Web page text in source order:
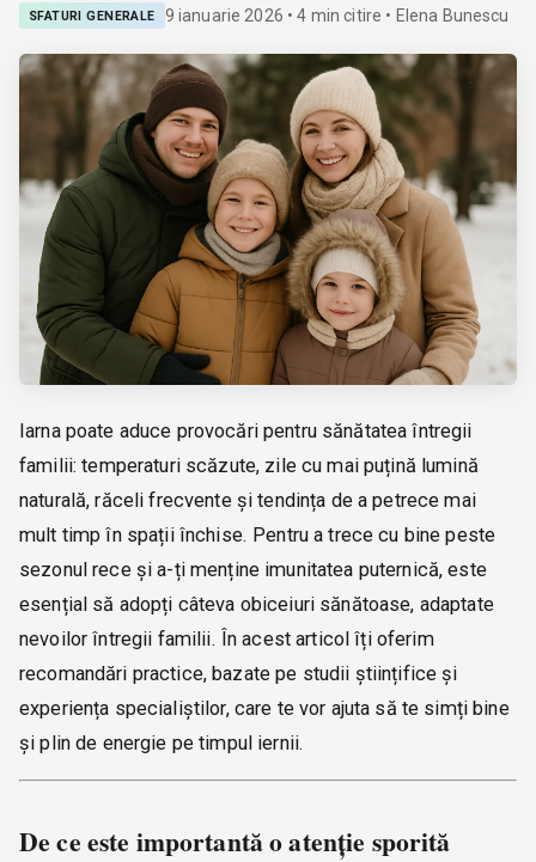
SFATURI GENERALE 9 ianuarie 2026 •4 min citire • Elena Bunescu
Iarna poate aduce provocări pentru sănătatea întregii
familii: temperaturi scăzute, zile cu mai puțină lumină
naturală, răceli frecvente și tendința de a petrece mai
mult timp în spații închise. Pentru a trece cu bine peste
sezonul rece și a-ți menține imunitatea puternică, este
esențial să adopți câteva obiceiuri sănătoase, adaptate
nevoilor întregii familii. În acest articol îți oferim
recomandări practice, bazate pe studii științifice și
experiența specialiștilor, care te vor ajuta să te simți bine
și plin de energie pe timpul iernii.
De ce este importantă o atenție sporită